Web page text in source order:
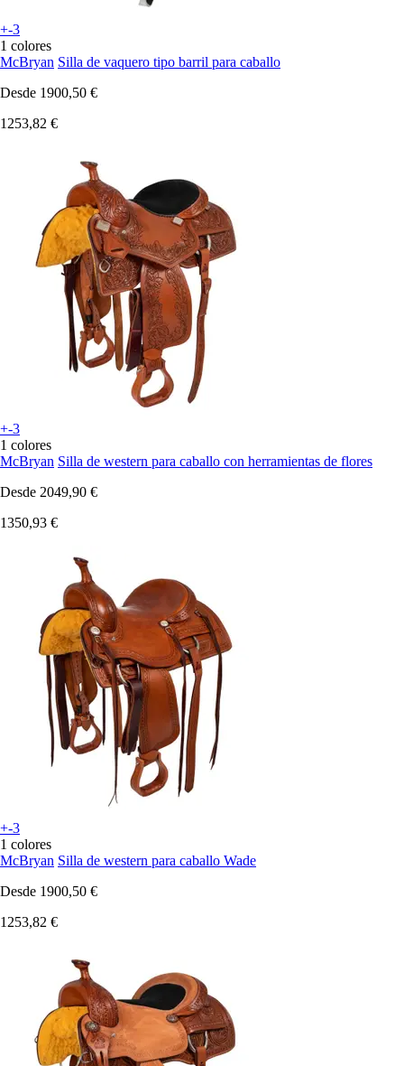
+-3
1 colores
McBryan Silla de vaquero tipo barril para caballo
Desde 1900,50 €
1253,82 €
+-3
1 colores
McBryan Silla de western para caballo con herramientas de flores
Desde 2049,90 €
1350,93 €
+-3
1 colores
McBryan Silla de western para caballo Wade
Desde 1900,50 €
1253,82 €